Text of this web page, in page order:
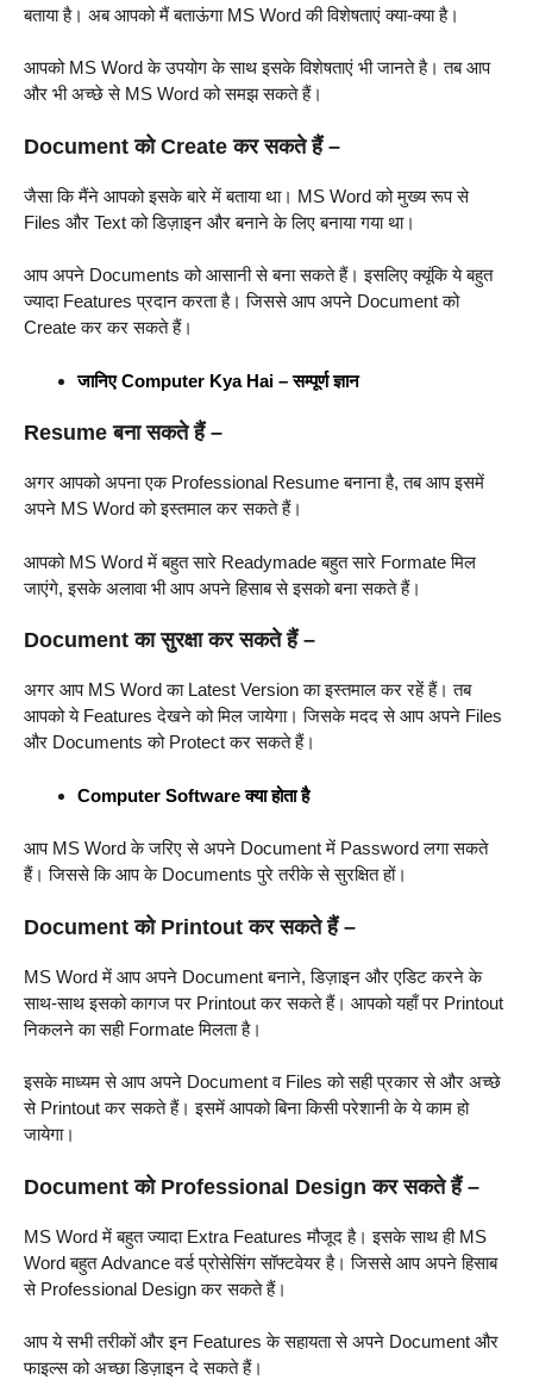
बताया है। अब आपको मैं बताऊंगा MS Word की विशेषताएं क्या-क्या है।
आपको MS Word के उपयोग के साथ इसके विशेषताएं भी जानते है। तब आप
और भी अच्छे से MS Word को समझ सकते हैं।
Document को Create कर सकते हैं –
जैसा कि मैंने आपको इसके बारे में बताया था। MS Word को मुख्य रूप से
Files और Text को डिज़ाइन और बनाने के लिए बनाया गया था।
आप अपने Documents को आसानी से बना सकते हैं। इसलिए क्यूंकि ये बहुत
ज्यादा Features प्रदान करता है। जिससे आप अपने Document को
Create कर कर सकते हैं।
जानिए Computer Kya Hai – सम्पूर्ण ज्ञान
Resume बना सकते हैं –
अगर आपको अपना एक Professional Resume बनाना है, तब आप इसमें
अपने MS Word को इस्तमाल कर सकते हैं।
आपको MS Word में बहुत सारे Readymade बहुत सारे Formate मिल
जाएंगे, इसके अलावा भी आप अपने हिसाब से इसको बना सकते हैं।
Document का सुरक्षा कर सकते हैं –
अगर आप MS Word का Latest Version का इस्तमाल कर रहें हैं। तब
आपको ये Features देखने को मिल जायेगा। जिसके मदद से आप अपने Files
और Documents को Protect कर सकते हैं।
Computer Software क्या होता है
आप MS Word के जरिए से अपने Document में Password लगा सकते
हैं। जिससे कि आप के Documents पुरे तरीके से सुरक्षित हों।
Document को Printout कर सकते हैं –
MS Word में आप अपने Document बनाने, डिज़ाइन और एडिट करने के
साथ-साथ इसको कागज पर Printout कर सकते हैं। आपको यहाँ पर Printout
निकलने का सही Formate मिलता है।
इसके माध्यम से आप अपने Document व Files को सही प्रकार से और अच्छे
से Printout कर सकते हैं। इसमें आपको बिना किसी परेशानी के ये काम हो
जायेगा।
Document को Professional Design कर सकते हैं –
MS Word में बहुत ज्यादा Extra Features मौजूद है। इसके साथ ही MS
Word बहुत Advance वर्ड प्रोसेसिंग सॉफ्टवेयर है। जिससे आप अपने हिसाब
से Professional Design कर सकते हैं।
आप ये सभी तरीकों और इन Features के सहायता से अपने Document और
फाइल्स को अच्छा डिज़ाइन दे सकते हैं।